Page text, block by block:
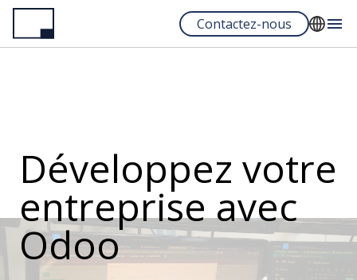
Aller
contenu
Contactez-nous
English
Développez votre
entreprise avec
Odoo